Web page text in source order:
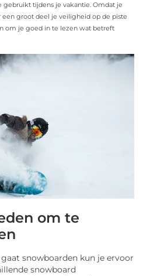
gebruikt tijdens je vakantie. Omdat je
groot deel je veiligheid op de piste
om je goed in te lezen wat betreft
om te
snowboarden kun je ervoor
snowboard